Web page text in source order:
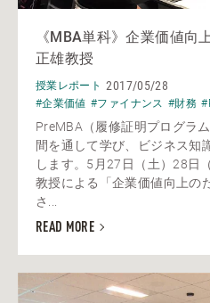
《MBA単科》企業価値
正雄教授
授業レポート 2017/05/28
#企業価値 #ファイナンス #財務
PreMBA（履修証明プログラ
間を通して学び、ビジネス知
します。5月27日（土）28日
教授による「企業価値向上の
さ...
READ MORE